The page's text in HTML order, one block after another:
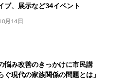
ブ、展示など34イベント
月14日
悩み改善のきっかけに市民講
現代の家族関係の問題とは」